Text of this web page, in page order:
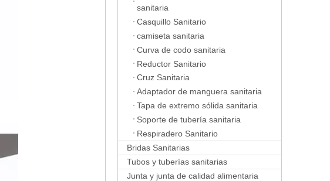
sanitaria
Casquillo Sanitario
camiseta sanitaria
Curva de codo sanitaria
Reductor Sanitario
Cruz Sanitaria
Adaptador de manguera sanitaria
Tapa de extremo sólida sanitaria
Soporte de tubería sanitaria
Respiradero Sanitario
Bridas Sanitarias
Tubos y tuberías sanitarias
Junta y junta de calidad alimentaria